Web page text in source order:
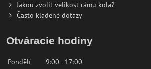
Jakou zvolit velikost rámu kola?
Často kladené dotazy
Otváracie hodiny
Pondělí
9:00 - 17:00